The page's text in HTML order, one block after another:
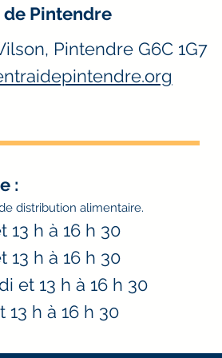
Pintendre
Pintendre G6C 1G7
:
distribution alimentaire.
13 h à 16 h 30
13 h à 16 h 30
et 13 h à 16 h 30
h à 16 h 30